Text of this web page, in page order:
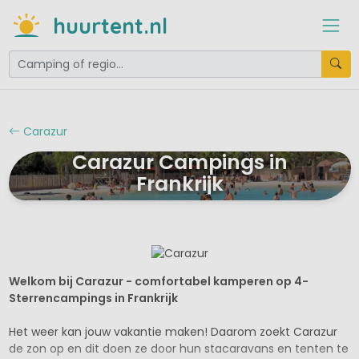
huurtent.nl
Carazur
Carazur Campings in
Frankrijk
Welkom bij Carazur - comfortabel kamperen op 4-
Sterrencampings in Frankrijk
Het weer kan jouw vakantie maken! Daarom zoekt Carazur
de zon op en dit doen ze door hun stacaravans en tenten te